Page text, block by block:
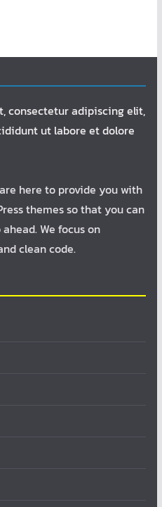
consectetur adipiscing elit,
ut labore et dolore
here to provide you with
themes so that you can
We focus on
clean code.